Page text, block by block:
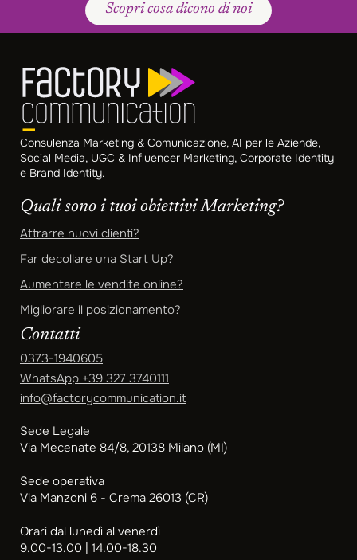
Scopri cosa dicono di noi
Consulenza Marketing & Comunicazione, AI per le Aziende,
Social Media, UGC & Influencer Marketing, Corporate Identity
e Brand Identity.
Quali sono i tuoi obiettivi Marketing?
Attrarre nuovi clienti?
Far decollare una Start Up?
Aumentare le vendite online?
Migliorare il posizionamento?
Contatti
0373-1940605
WhatsApp +39 327 3740111
info@factorycommunication.it
Sede Legale
Via Mecenate 84/8, 20138 Milano (MI)
Sede operativa
Via Manzoni 6 - Crema 26013 (CR)
Orari dal lunedì al venerdì
9.00-13.00 | 14.00-18.30